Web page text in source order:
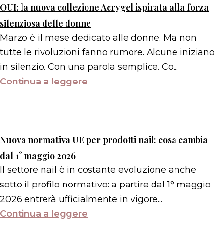
OUI: la nuova collezione Acrygel ispirata alla forza
silenziosa delle donne
Marzo è il mese dedicato alle donne. Ma non
tutte le rivoluzioni fanno rumore. Alcune iniziano
in silenzio. Con una parola semplice. Co...
Continua a leggere
Nuova normativa UE per prodotti nail: cosa cambia
dal 1° maggio 2026
Il settore nail è in costante evoluzione anche
sotto il profilo normativo: a partire dal 1° maggio
2026 entrerà ufficialmente in vigore...
Continua a leggere